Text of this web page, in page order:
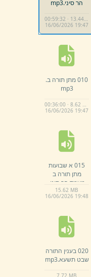
הר סיני.mp3
00:59:32 · 13.44 MB
16/06/2026 19:47
010 מתן תורה ב.
mp3
00:36:00 · 8.62 MB
16/06/2026 19:47
015 א שבועות
מתן תורה ב
מעמד הר סיני.
mp3
15.62 MB
16/06/2026 19:48
020 בענין התורה
שבט תשעא.mp3
7. 72 MB